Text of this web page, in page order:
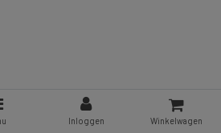
Inloggen Winkelwagen